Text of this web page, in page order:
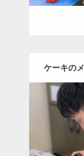
ケーキの
Category:
ンジの人